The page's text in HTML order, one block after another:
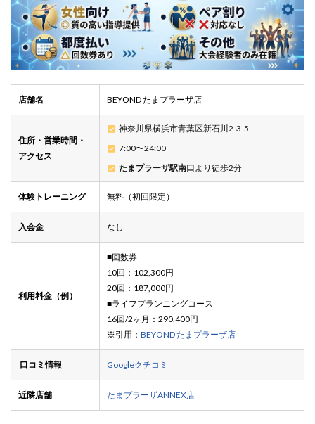
店舗名 BEYOND たまプラーザ店
住所・営業時間・
アクセス
神奈川県横浜市青葉区新石川2-3-5
7:00〜24:00
たまプラーザ駅南口より徒歩2分
体験トレーニング 無料（初回限定）
入会金 なし
利用料金（例）
■回数券
10回：102,300円
20回：187,000円
■ライフプランニングコース
16回/2ヶ月：290,400円
※引用： BEYOND たまプラーザ店
口コミ情報 Googleクチコミ
近隣店舗 たまプラーザANNEX店